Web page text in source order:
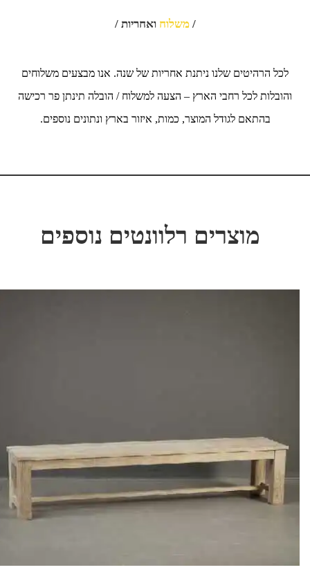
/משלוח ואחריות /
לכל הרהיטים שלנו ניתנת אחריות של שנה. אנו מבצעים משלוחים
והובלות לכל רחבי הארץ – הצעה למשלוח / הובלה תינתן פר רכישה
בהתאם לגודל המוצר, כמות, איזור בארץ ונתונים נוספים.
מוצרים רלוונטים נוספים